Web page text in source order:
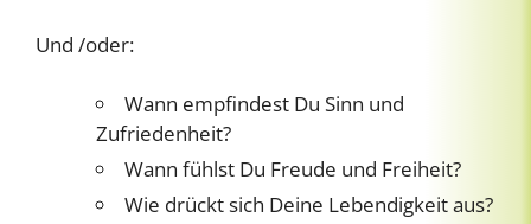
Und /oder:
Wann empfindest Du Sinn und
Zufriedenheit?
Wann fühlst Du Freude und Freiheit?
Wie drückt sich Deine Lebendigkeit aus?